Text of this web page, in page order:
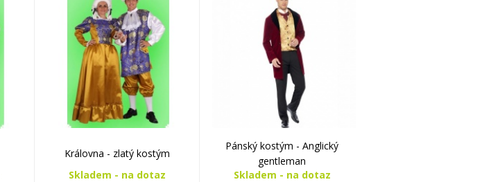
Královna - zlatý kostým
Skladem - na dotaz
Pánský kostým - Anglický
gentleman
Skladem - na dotaz